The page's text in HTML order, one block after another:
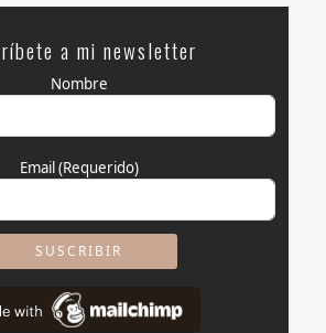
a mi newsletter
Nombre
Email(Requerido)